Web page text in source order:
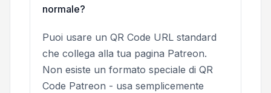
normale?
Puoi usare un QR Code URL standard
che collega alla tua pagina Patreon.
Non esiste un formato speciale di QR
Code Patreon - usa semplicemente